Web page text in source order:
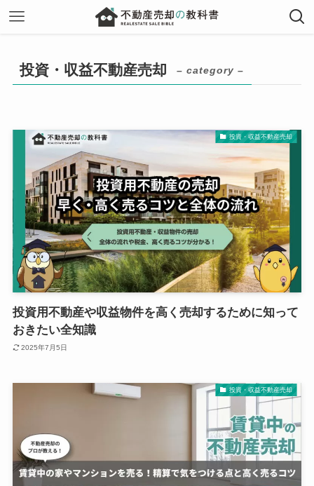
投資・収益不動産売却 – category –
投資・収益不動産売却
投資用不動産や収益物件を高く売却するために知って
おきたい全知識
2025年7月5日
投資・収益不動産売却